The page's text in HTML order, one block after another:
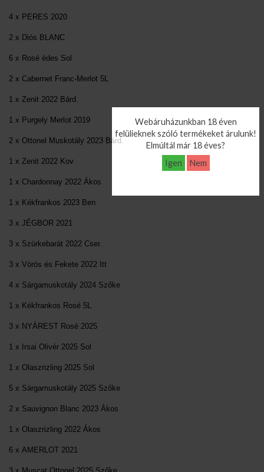
Webáruházunkban 18 éven
felülieknek szóló termékeket árulunk!
Elmúltál már 18 éves?
Igen
Nem
4 x PERES 2020
2 x Diós BLANC
6 x Rosé édes Sol
2 x Cabernet Franc-Merlot 5L
1 x Zenit 2022 Bárd.
1 x Purgely Merlot 2019
2 x Ottonel Muskotály 2023 Bárd.
1 x Zenit 2022 Kov
1 x Chardonnay 2022 Ákos
1 x Kékfrankos 2023 Ben
3 x JÉGBOR 2021
3 x Szürkebarát 2022 Cser.
3 x Vörös és Fekete 2022 Itt
4 x Sárgamuskotály 2024 Szőke
1 x Kékfrankos Rosé 5L
3 x NYÁREST Rosé 2025
1 x Irsai Olivér 2025 Sol
1 x Olaszrizling 2025 Sol
5 x Sárgamuskotály 2025 Szőke
2 x Sauvignon Blanc 2023 Ákos
1 x Olaszrizling 2022 Ákos
6 x AMERLOT 2021